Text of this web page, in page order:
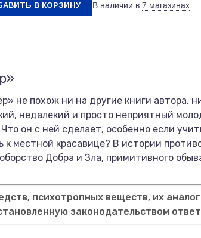
В КОРЗИНУ В наличии в 7 магазинах
не похож ни на другие книги автора,
недалекий и просто неприятный
он с ней сделает, особенно если
местной красавице? В истории
Добра и Зла, примитивного
психотропных веществ, их
законодательством